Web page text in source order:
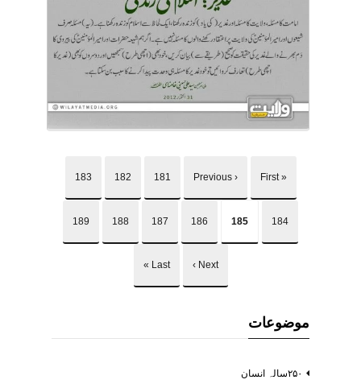
« First
‹ Previous
181
182
183
184
185
186
187
188
189
Next ›
Last »
موضوعات
۲۵۰سالہ انسان